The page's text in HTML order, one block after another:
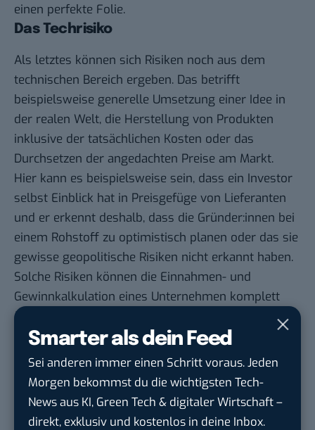
Smarter als dein Feed
Sei anderen immer einen Schritt voraus. Jeden
Morgen bekommst du die wichtigsten Tech-
News aus KI, Green Tech & digitaler Wirtschaft –
direkt, exklusiv und kostenlos in deine Inbox.
einen perfekte Folie.
Das Techrisiko
Als letztes können sich Risiken noch aus dem
technischen Bereich ergeben. Das betrifft
beispielsweise generelle Umsetzung einer Idee in
der realen Welt, die Herstellung von Produkten
inklusive der tatsächlichen Kosten oder das
Durchsetzen der angedachten Preise am Markt.
Hier kann es beispielsweise sein, dass ein Investor
selbst Einblick hat in Preisgefüge von Lieferanten
und er erkennt deshalb, dass die Gründer:innen bei
einem Rohstoff zu optimistisch planen oder das sie
gewisse geopolitische Risiken nicht erkannt haben.
Solche Risiken können die Einnahmen- und
Gewinnkalkulation eines Unternehmen komplett
über den Haufen werfen. Gründer:innen sollten
deshalb verstehen, dass ihre Planungen verfehlt
sind und in der Lage sein zu zeigen, welche
Ausweichmöglichkeiten sie identifiziert und
einkalkuliert haben.
Fazit: Risiken, die für Start-up-